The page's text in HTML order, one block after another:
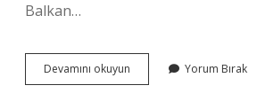
Balkan…
Devamını okuyun
Selanikten
Yorum Bırak